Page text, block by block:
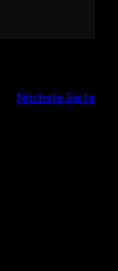
Nächste Seite